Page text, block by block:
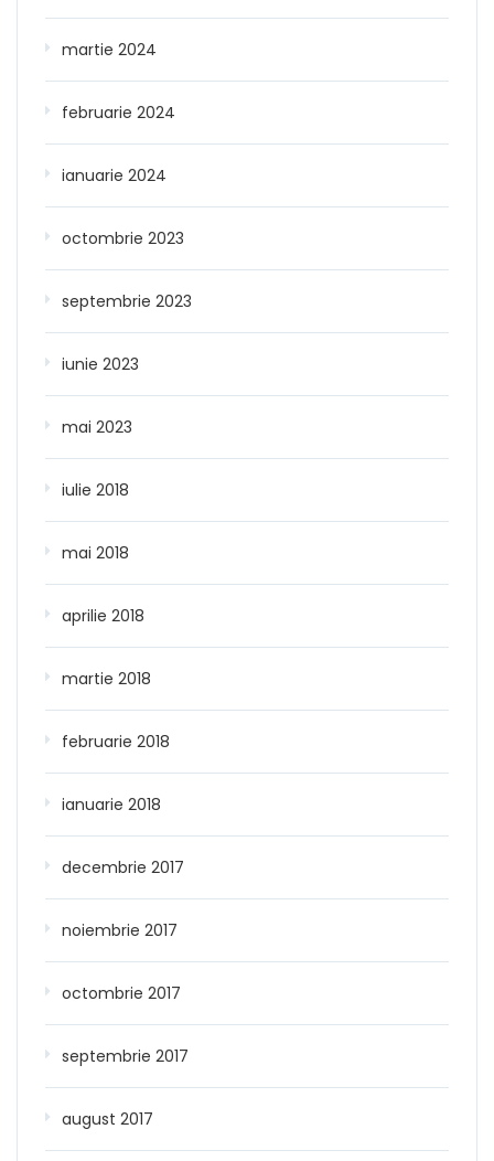
martie 2024
februarie 2024
ianuarie 2024
octombrie 2023
septembrie 2023
iunie 2023
mai 2023
iulie 2018
mai 2018
aprilie 2018
martie 2018
februarie 2018
ianuarie 2018
decembrie 2017
noiembrie 2017
octombrie 2017
septembrie 2017
august 2017